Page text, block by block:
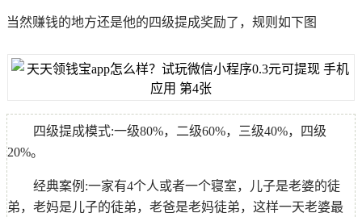
当然赚钱的地方还是他的四级提成奖励了，规则如下图
四级提成模式:一级80%，二级60%，三级40%，四级
20%。
经典案例:一家有4个人或者一个寝室，儿子是老婆的徒
弟，老妈是儿子的徒弟，老爸是老妈徒弟，这样一天老婆最